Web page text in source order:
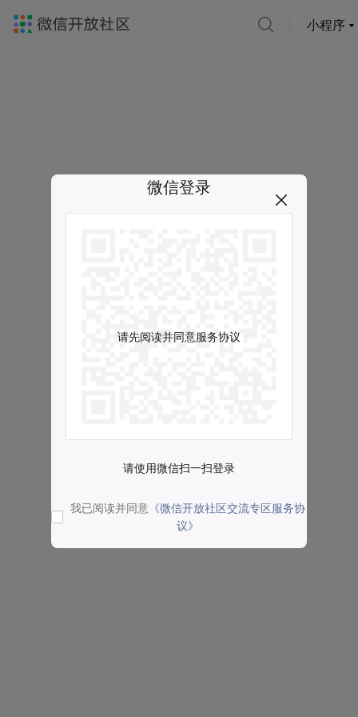
小程序
微信登录
请先阅读并同意服务协议
请使用微信扫一扫登录
我已阅读并同意 《微信开放社区交流专区服务协
议》